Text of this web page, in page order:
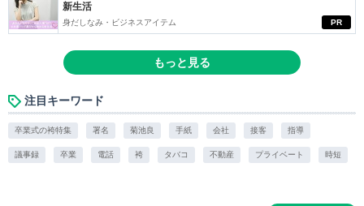
PR
新生活
身だしなみ・ビジネスアイテム
もっと見る
注目キーワード
卒業式の袴特集 署名 菊池良 手紙 会社 接客 指導
議事録 卒業 電話 袴 タバコ 不動産 プライベート 時短